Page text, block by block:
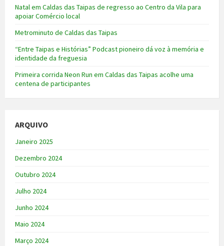
Natal em Caldas das Taipas de regresso ao Centro da Vila para
apoiar Comércio local
Metrominuto de Caldas das Taipas
“Entre Taipas e Histórias” Podcast pioneiro dá voz à memória e
identidade da freguesia
Primeira corrida Neon Run em Caldas das Taipas acolhe uma
centena de participantes
ARQUIVO
Janeiro 2025
Dezembro 2024
Outubro 2024
Julho 2024
Junho 2024
Maio 2024
Março 2024